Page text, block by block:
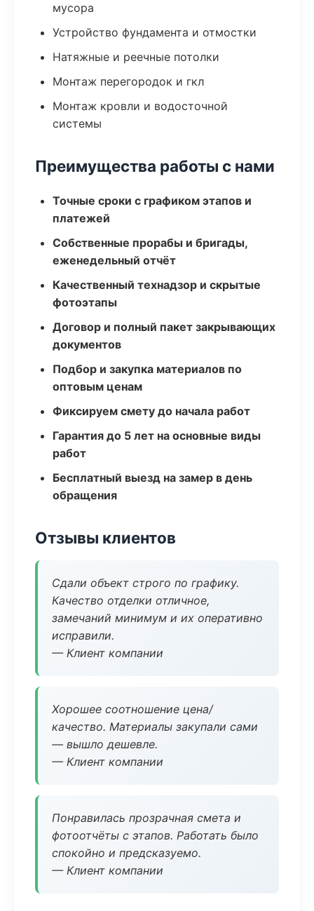
мусора
Устройство фундамента и отмостки
Натяжные и реечные потолки
Монтаж перегородок и гкл
Монтаж кровли и водосточной
системы
Преимущества работы с нами
Точные сроки с графиком этапов и
платежей
Собственные прорабы и бригады,
еженедельный отчёт
Качественный технадзор и скрытые
фотоэтапы
Договор и полный пакет закрывающих
документов
Подбор и закупка материалов по
оптовым ценам
Фиксируем смету до начала работ
Гарантия до 5 лет на основные виды
работ
Бесплатный выезд на замер в день
обращения
Отзывы клиентов
Сдали объект строго по графику.
Качество отделки отличное,
замечаний минимум и их оперативно
исправили.
— Клиент компании
Хорошее соотношение цена/
качество. Материалы закупали сами
— вышло дешевле.
— Клиент компании
Понравилась прозрачная смета и
фотоотчёты с этапов. Работать было
спокойно и предсказуемо.
— Клиент компании